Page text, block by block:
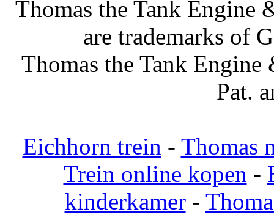
Thomas the Tank Engine
are trademarks of
Thomas the Tank
Pat.
Eichhorn trein - Thomas
Trein online kopen -
kinderkamer-